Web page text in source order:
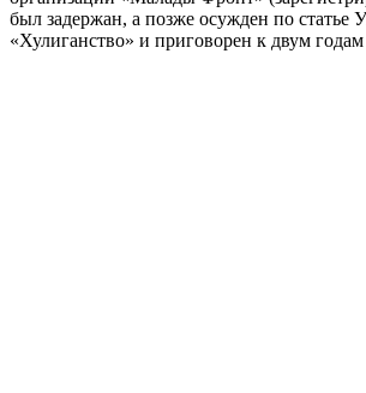
был задержан, а позже осужден по статье
«Хулиганство» и приговорен к двум